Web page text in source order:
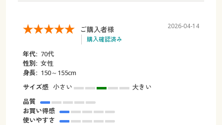
ご購入者様
購入確認済み
2026-04-14
年代: 70代
性別: 女性
身長: 150～155cm
サイズ感 小さい
大きい
品質
お買い得感
使いやすさ